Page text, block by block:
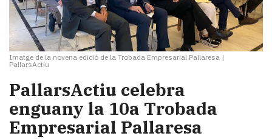
Imatge de la novena edició de la Trobada Empresarial Pallaresa |
PallarsActiu
PallarsActiu celebra
enguany la 10a Trobada
Empresarial Pallaresa